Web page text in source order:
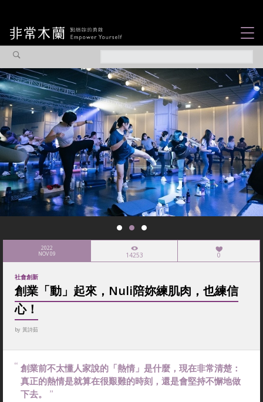
觀點專欄
焦點企劃
社會企業
認識我們
2022
NOV 09 14253 0
社會創新
創業「動」起來，Nuli陪妳練肌肉，也練信
心！
by 黃詩茹
創業前不太懂人家說的「熱情」是什麼，現在非常清楚：
真正的熱情是就算在很艱難的時刻，還是會堅持不懈地做
下去。